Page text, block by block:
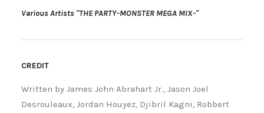
Various Artists "THE PARTY-MONSTER MEGA MIX-"
CREDIT
Written by James John Abrahart Jr., Jason Joel
Desrouleaux, Jordan Houyez, Djibril Kagni, Robbert